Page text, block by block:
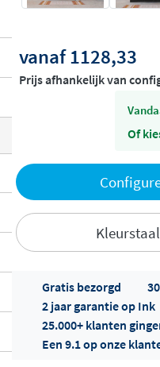
vanaf1128,33
Prijs afhankelijk van
Of
Toevoegen
aan offerte
Offertes
Gratis bezorgd
2 jaar garantie op Ink
25.000+ klanten
Een 9.1 op onze